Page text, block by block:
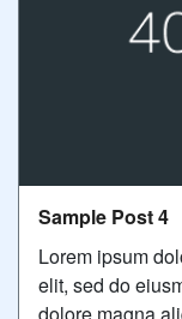
Sample Post 4
Lorem ipsum
elit, sed do